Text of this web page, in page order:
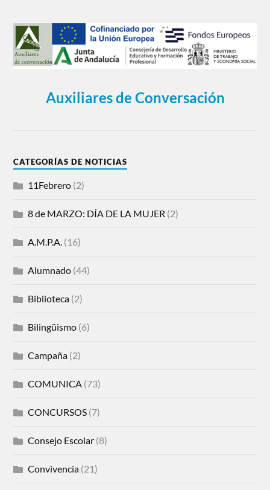
Auxiliares de Conversación
CATEGORÍAS DE NOTICIAS
11Febrero (2)
8 de MARZO: DÍA DE LA MUJER (2)
A.M.P.A. (16)
Alumnado (44)
Biblioteca (2)
Bilingüismo (6)
Campaña (2)
COMUNICA (73)
CONCURSOS (7)
Consejo Escolar (8)
Convivencia (21)